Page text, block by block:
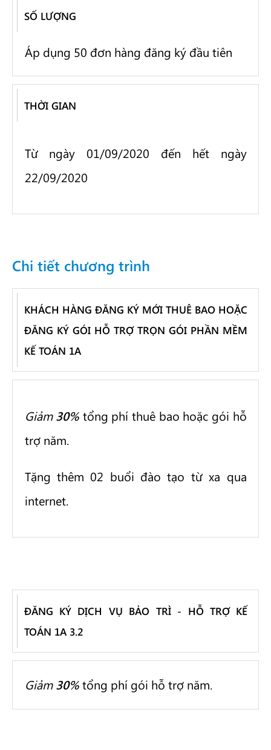
SỐ LƯỢNG
Áp dụng 50 đơn hàng đăng ký đầu tiên
THỜI GIAN
Từ ngày 01/09/2020 đến hết ngày
22/09/2020
Chi tiết chương trình
KHÁCH HÀNG ĐĂNG KÝ MỚI THUÊ BAO HOẶC
ĐĂNG KÝ GÓI HỖ TRỢ TRỌN GÓI PHẦN MỀM
KẾ TOÁN 1A
Giảm30% tổng phí thuê bao hoặc gói hỗ
trợ năm.
Tặng thêm 02 buổi đào tạo từ xa qua
internet.
ĐĂNG KÝ DỊCH VỤ BẢO TRÌ - HỖ TRỢ KẾ
TOÁN 1A 3.2
Giảm30% tổng phí gói hỗ trợ năm.